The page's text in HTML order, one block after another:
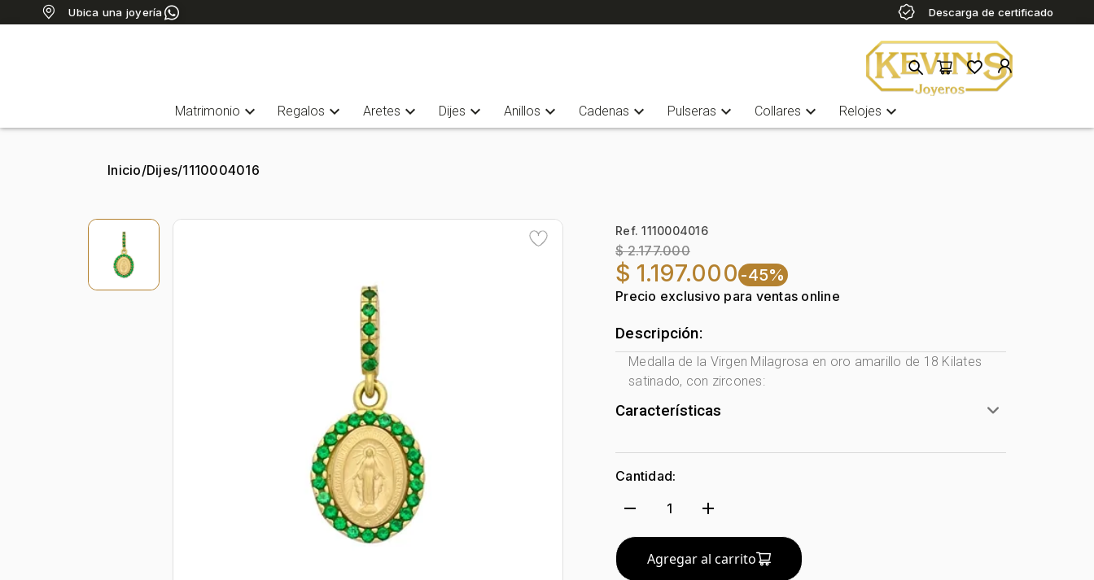
Ubica una joyería Descarga de certificado
Matrimonio expand_more Regalos expand_more Aretes expand_more Dijes expand_more Anillos expand_more Cadenas expand_more Pulseras expand_more Collares expand_more Relojes expand_more
Inicio/Dijes/1110004016
Ref. 1110004016
$ 2.177.000
$ 1.197.000 -45%
Precio exclusivo para ventas online
Descripción:
Medalla de la Virgen Milagrosa en oro amarillo de 18 Kilates
satinado, con zircones:
Características
Género: Mujer
Tono Metal:
Metal: Oro 18 Kilates
Forma:
Virgen
Colección: Ninguno
Piedra central: Zircón Col
Cantidad:
remove 1 add
Agregar al carrito